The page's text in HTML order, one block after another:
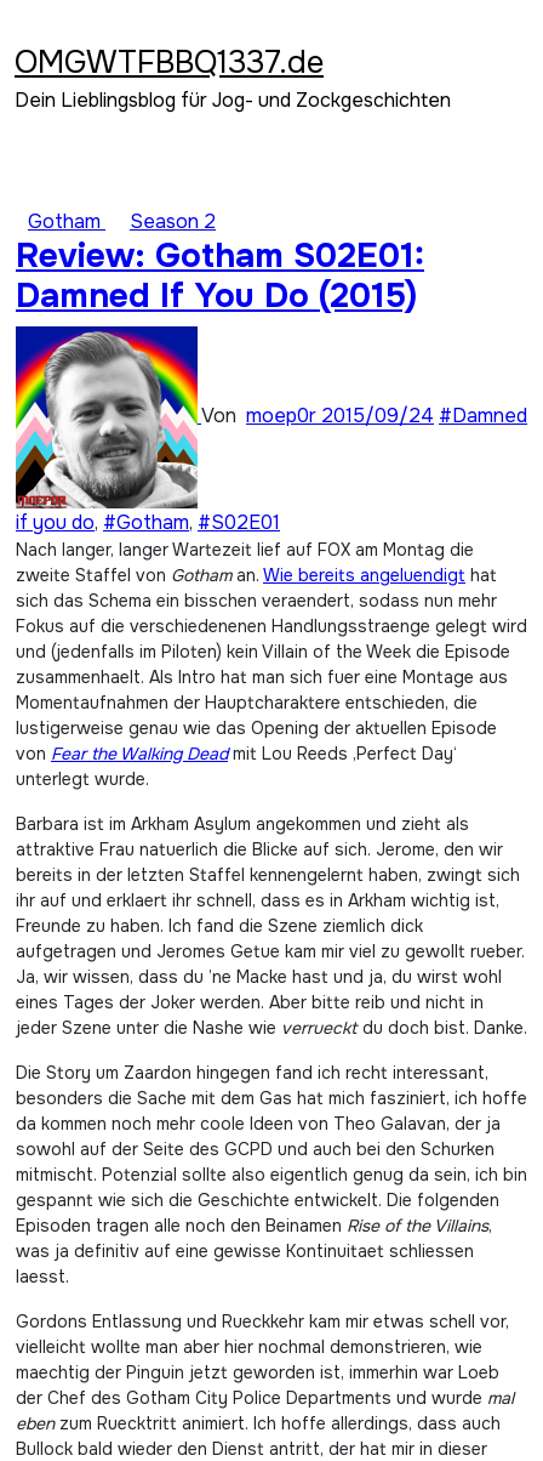
springen
OMGWTFBBQ1337.de
Dein Lieblingsblog für Jog- und Zockgeschichten
Gotham Season 2
Review: Gotham S02E01:
Damned If You Do (2015)
Von moep0r 2015/09/24 #Damned
if you do, #Gotham, #S02E01
Nach langer, langer Wartezeit lief auf FOX am Montag die
zweite Staffel von Gothaman. Wie bereits angeluendigt hat
sich das Schema ein bisschen veraendert, sodass nun mehr
Fokus auf die verschiedenenen Handlungsstraenge gelegt wird
und (jedenfalls im Piloten) kein Villain of the Week die Episode
zusammenhaelt. Als Intro hat man sich fuer eine Montage aus
Momentaufnahmen der Hauptcharaktere entschieden, die
lustigerweise genau wie das Opening der aktuellen Episode
von Fear the Walking Deadmit Lou Reeds ‚Perfect Day‘
unterlegt wurde.
Barbara ist im Arkham Asylum angekommen und zieht als
attraktive Frau natuerlich die Blicke auf sich. Jerome, den wir
bereits in der letzten Staffel kennengelernt haben, zwingt sich
ihr auf und erklaert ihr schnell, dass es in Arkham wichtig ist,
Freunde zu haben. Ich fand die Szene ziemlich dick
aufgetragen und Jeromes Getue kam mir viel zu gewollt rueber.
Ja, wir wissen, dass du ’ne Macke hast und ja, du wirst wohl
eines Tages der Joker werden. Aber bitte reib und nicht in
jeder Szene unter die Nashe wie verruecktdu doch bist. Danke.
Die Story um Zaardon hingegen fand ich recht interessant,
besonders die Sache mit dem Gas hat mich fasziniert, ich hoffe
da kommen noch mehr coole Ideen von Theo Galavan, der ja
sowohl auf der Seite des GCPD und auch bei den Schurken
mitmischt. Potenzial sollte also eigentlich genug da sein, ich bin
gespannt wie sich die Geschichte entwickelt. Die folgenden
Episoden tragen alle noch den Beinamen Rise of the Villains,
was ja definitiv auf eine gewisse Kontinuitaet schliessen
laesst.
Gordons Entlassung und Rueckkehr kam mir etwas schell vor,
vielleicht wollte man aber hier nochmal demonstrieren, wie
maechtig der Pinguin jetzt geworden ist, immerhin war Loeb
der Chef des Gotham City Police Departments und wurde mal
ebenzum Ruecktritt animiert. Ich hoffe allerdings, dass auch
Bullock bald wieder den Dienst antritt, der hat mir in dieser